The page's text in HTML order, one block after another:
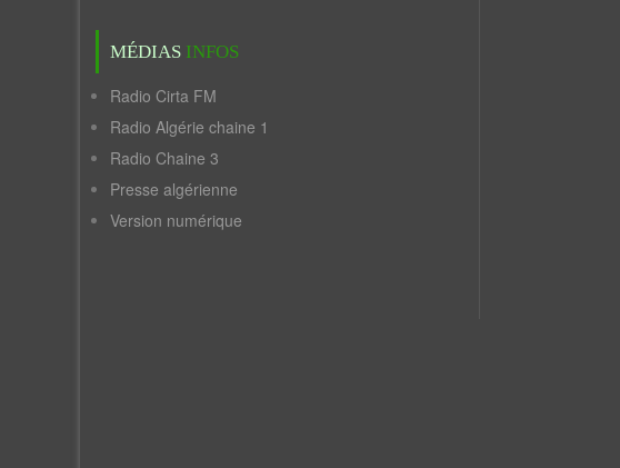
MÉDIAS INFOS
Radio Cirta FM
Radio Algérie chaine 1
Radio Chaine 3
Presse algérienne
Version numérique